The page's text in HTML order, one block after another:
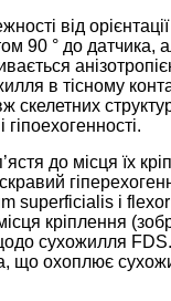
від
90 ° до датчика,
в тісному
до місця їх
superficialis і
кріплення
сухожилля
що охоплює